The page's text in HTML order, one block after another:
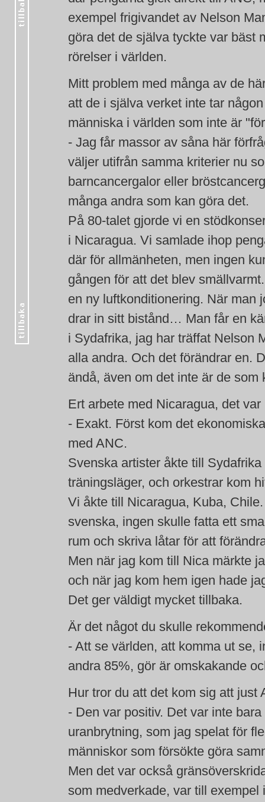
exempel frigivandet av Nelson
göra det de själva tyckte var bäst
rörelser i världen.
Mitt problem med många av de
att de i själva verket inte tar
människa i världen som inte är
- Jag får massor av såna här
väljer utifrån samma kriterier nu
barncancergalor eller
många andra som kan göra det.
På 80-talet gjorde vi en
i Nicaragua. Vi samlade ihop
där för allmänheten, men ingen
gången för att det blev
en ny luftkonditionering. När man
drar in sitt bistånd… Man får en
i Sydafrika, jag har träffat Nelson
alla andra. Och det förändrar en.
ändå, även om det inte är de
Ert arbete med Nicaragua, det
- Exakt. Först kom det
med ANC.
Svenska artister åkte till
träningsläger, och orkestrar kom
Vi åkte till Nicaragua, Kuba,
svenska, ingen skulle fatta ett
rum och skriva låtar för att
Men när jag kom till Nica märkte
och när jag kom hem igen hade
Det ger väldigt mycket tillbaka.
Är det något du skulle
- Att se världen, att komma ut se,
andra 85%, gör är omskakande
Hur tror du att det kom sig att just
- Den var positiv. Det var inte
uranbrytning, som jag spelat för
människor som försökte göra
Men det var också
som medverkade, var till